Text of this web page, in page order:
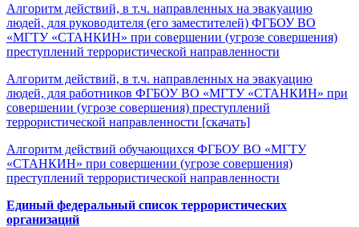
Алгоритм действий, в т.ч. направленных на эвакуацию
людей, для руководителя (его заместителей) ФГБОУ ВО
«МГТУ «СТАНКИН» при совершении (угрозе совершения)
преступлений террористической направленности
Алгоритм действий, в т.ч. направленных на эвакуацию
людей, для работников ФГБОУ ВО «МГТУ «СТАНКИН» при
совершении (угрозе совершения) преступлений
террористической направленности [скачать]
Алгоритм действий обучающихся ФГБОУ ВО «МГТУ
«СТАНКИН» при совершении (угрозе совершения)
преступлений террористической направленности
Единый федеральный список террористических
организаций